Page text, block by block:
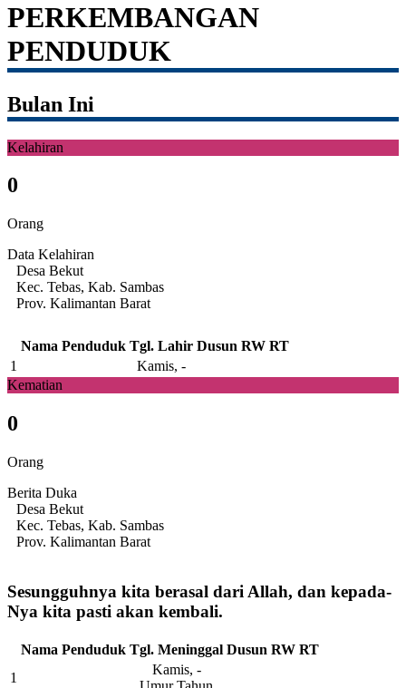
PERKEMBANGAN
PENDUDUK
Bulan Ini
Kelahiran
0
Orang
Data Kelahiran
Desa Bekut
Kec. Tebas, Kab. Sambas
Prov. Kalimantan Barat
Nama Penduduk Tgl. Lahir Dusun RW RT
1
Kamis, -
Kematian
0
Orang
Berita Duka
Desa Bekut
Kec. Tebas, Kab. Sambas
Prov. Kalimantan Barat
Sesungguhnya kita berasal dari Allah, dan kepada-
Nya kita pasti akan kembali.
Nama Penduduk Tgl. Meninggal Dusun RW RT
1
Kamis, -